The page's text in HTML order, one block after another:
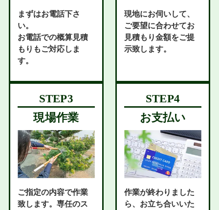
まずはお電話下さ
い。
お電話での概算見積
もりもご対応しま
す。
現地にお伺いして、
ご要望に合わせてお
見積もり金額をご提
示致します。
現場作業
ご指定の内容で作業
致します。専任のス
お支払い
作業が終わりました
ら、お立ち合いいた